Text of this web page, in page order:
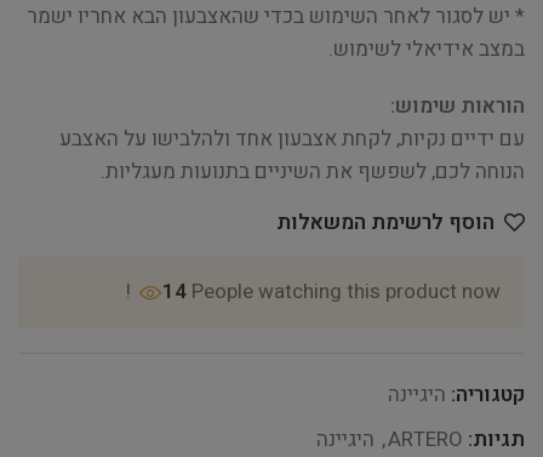
* יש לסגור לאחר השימוש בכדי שהאצבעון הבא אחריו ישמר
במצב אידיאלי לשימוש.
הוראות שימוש:
עם ידיים נקיות, לקחת אצבעון אחד ולהלבישו על האצבע
הנוחה לכם, לשפשף את השיניים בתנועות מעגליות.
הוסף לרשימת המשאלות
14 People watching this product now!
קטגוריה: היגיינה
תגיות: ARTERO
, היגיינה